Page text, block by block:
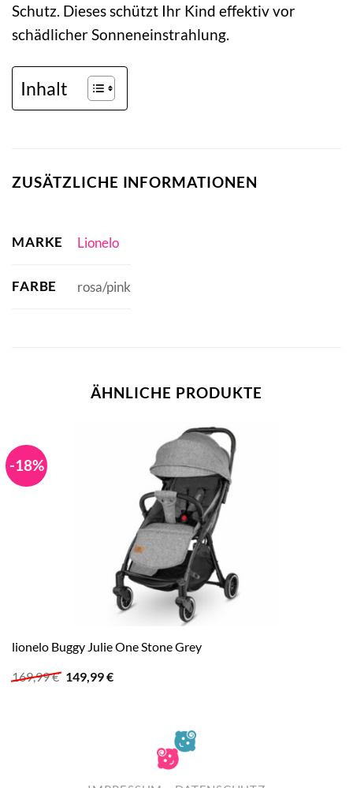
Schutz. Dieses schützt Ihr Kind effektiv vor
schädlicher Sonneneinstrahlung.
Inhalt
ZUSÄTZLICHE INFORMATIONEN
MARKE Lionelo
FARBE rosa/pink
ÄHNLICHE PRODUKTE
-18%
lionelo Buggy Julie One Stone Grey
169,99€ Ursprünglicher
Preis
149,99€Aktueller